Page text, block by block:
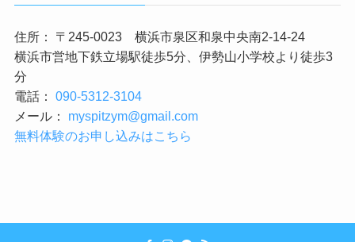
住所： 〒245-0023 横浜市泉区和泉中央南2-14-24
横浜市営地下鉄立場駅徒歩5分、伊勢山小学校より徒歩3
分
電話： 090-5312-3104
メール： myspitzym@gmail.com
無料体験のお申し込みはこちら